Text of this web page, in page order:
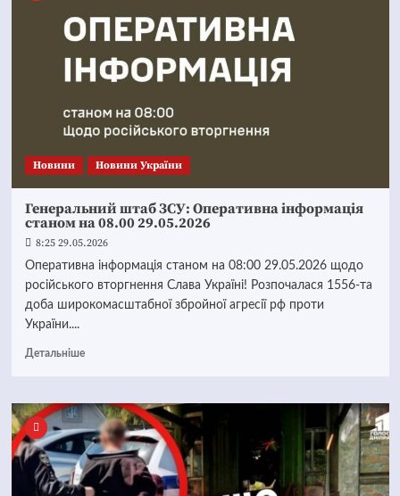
Новини Новини України
Генеральний штаб ЗСУ: Оперативна інформація
станом на 08.00 29.05.2026
8:25 29.05.2026
Оперативна інформація станом на 08:00 29.05.2026 щодо
російського вторгнення Слава Україні! Розпочалася 1556-та
доба широкомасштабної збройної агресії рф проти
України....
Детальніше